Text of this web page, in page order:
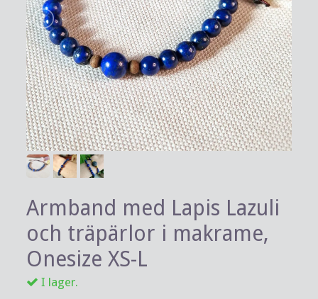
Armband med Lapis Lazuli
och träpärlor i makrame,
Onesize XS-L
I lager.